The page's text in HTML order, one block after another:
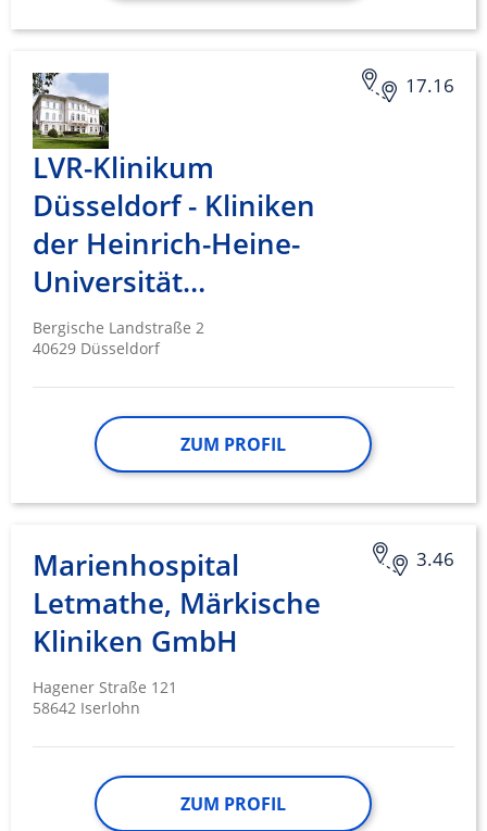
17.16
LVR-Klinikum
Düsseldorf - Kliniken
der Heinrich-Heine-
Universität…
Bergische Landstraße 2
40629 Düsseldorf
ZUM PROFIL
3.46
Marienhospital
Letmathe, Märkische
Kliniken GmbH
Hagener Straße 121
58642 Iserlohn
ZUM PROFIL
Notwendig
Performance
Funktional
Werbung